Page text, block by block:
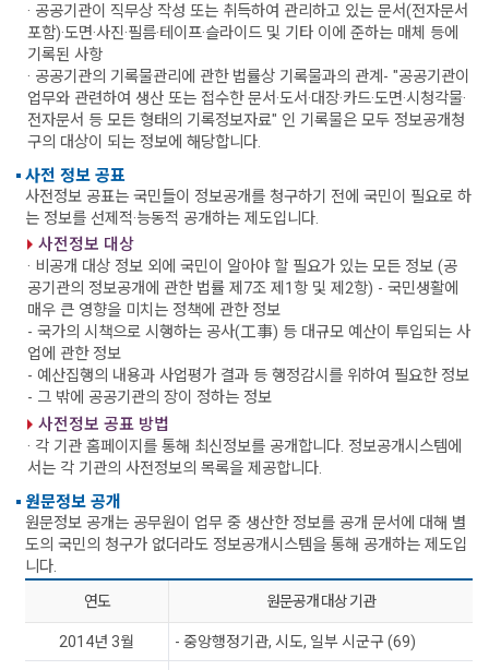
· 공공기관이 직무상 작성 또는 취득하여 관리하고 있는 문서(전자문서
포함)·도면·사진·필름·테이프·슬라이드 및 기타 이에 준하는 매체 등에
기록된 사항
· 공공기관의 기록물관리에 관한 법률상 기록물과의 관계 - "공공기관이
업무와 관련하여 생산 또는 접수한 문서·도서·대장·카드·도면·시청각물·
전자문서 등 모든 형태의 기록정보자료" 인 기록물은 모두 정보공개청
구의 대상이 되는 정보에 해당합니다.
사전 정보 공표
사전정보 공표는 국민들이 정보공개를 청구하기 전에 국민이 필요로 하
는 정보를 선제적·능동적 공개하는 제도입니다.
사전정보 대상
· 비공개 대상 정보 외에 국민이 알아야 할 필요가 있는 모든 정보 (공
공기관의 정보공개에 관한 법률 제7조 제1항 및 제2항) - 국민생활에
매우 큰 영향을 미치는 정책에 관한 정보
- 국가의 시책으로 시행하는 공사(工事) 등 대규모 예산이 투입되는 사
업에 관한 정보
- 예산집행의 내용과 사업평가 결과 등 행정감시를 위하여 필요한 정보
- 그 밖에 공공기관의 장이 정하는 정보
사전정보 공표 방법
· 각 기관 홈페이지를 통해 최신정보를 공개합니다. 정보공개시스템에
서는 각 기관의 사전정보의 목록을 제공합니다.
원문정보 공개
원문정보 공개는 공무원이 업무 중 생산한 정보를 공개 문서에 대해 별
도의 국민의 청구가 없더라도 정보공개시스템을 통해 공개하는 제도입
니다.
연도 원문공개 대상 기관
2014년 3월 - 중앙행정기관, 시도, 일부 시군구 (69)